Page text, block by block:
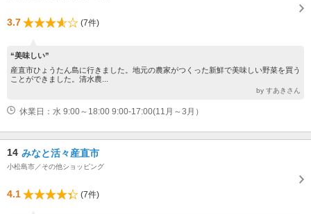
3.7 (7件)
“美味しい”
産直市ひょうたん島に行きました。地元の農家がつくった新鮮で美味しい野菜を買う
ことができました。清水農...
by すあきさん
休業日：水 9:00～18:00 9:00-17:00(11月～3月）
14 みなと活々産直市
小松島市／その他ショッピング
4.1 (7件)